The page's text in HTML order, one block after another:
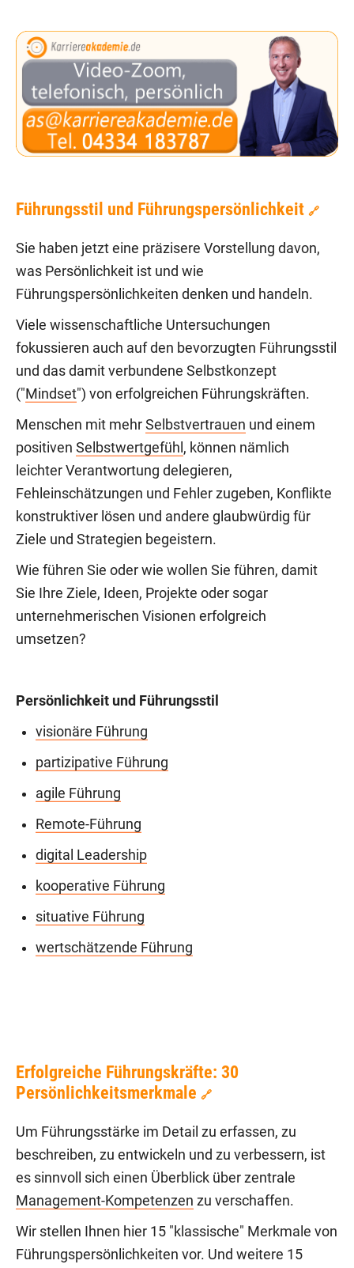
Führungsstil und Führungspersönlichkeit 🔗
Sie haben jetzt eine präzisere Vorstellung davon,
was Persönlichkeit ist und wie
Führungspersönlichkeiten denken und handeln.
Viele wissenschaftliche Untersuchungen
fokussieren auch auf den bevorzugten Führungsstil
und das damit verbundene Selbstkonzept
("Mindset") von erfolgreichen Führungskräften.
Menschen mit mehr Selbstvertrauen und einem
positiven Selbstwertgefühl , können nämlich
leichter Verantwortung delegieren,
Fehleinschätzungen und Fehler zugeben, Konflikte
konstruktiver lösen und andere glaubwürdig für
Ziele und Strategien begeistern.
Wie führen Sie oder wie wollen Sie führen, damit
Sie Ihre Ziele, Ideen, Projekte oder sogar
unternehmerischen Visionen erfolgreich
umsetzen?
Persönlichkeit und Führungsstil
visionäre Führung
partizipative Führung
agile Führung
Remote-Führung
digital Leadership
kooperative Führung
situative Führung
wertschätzende Führung
Erfolgreiche Führungskräfte: 30
Persönlichkeitsmerkmale 🔗
Um Führungsstärke im Detail zu erfassen, zu
beschreiben, zu entwickeln und zu verbessern, ist
es sinnvoll sich einen Überblick über zentrale
Management-Kompetenzen zu verschaffen.
Wir stellen Ihnen hier 15 "klassische" Merkmale von
Führungspersönlichkeiten vor. Und weitere 15